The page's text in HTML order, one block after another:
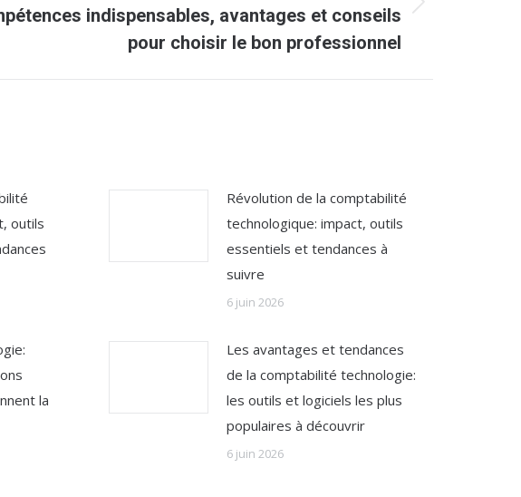
indispensables, avantages et conseils
pour choisir le bon professionnel
outils
Révolution de la comptabilité
technologique: impact, outils
essentiels et tendances à
suivre
6 juin 2026
la
Les avantages et tendances
de la comptabilité technologie:
les outils et logiciels les plus
populaires à découvrir
6 juin 2026